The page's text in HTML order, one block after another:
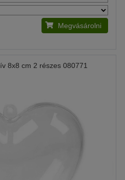
Megvásárolni
8x8 cm 2 részes 080771